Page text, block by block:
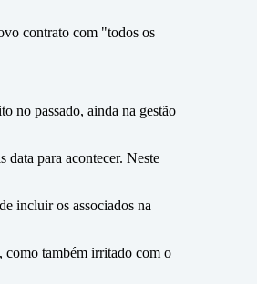
contrato com "todos os
no passado, ainda na gestão
data para acontecer. Neste
incluir os associados na
como também irritado com o